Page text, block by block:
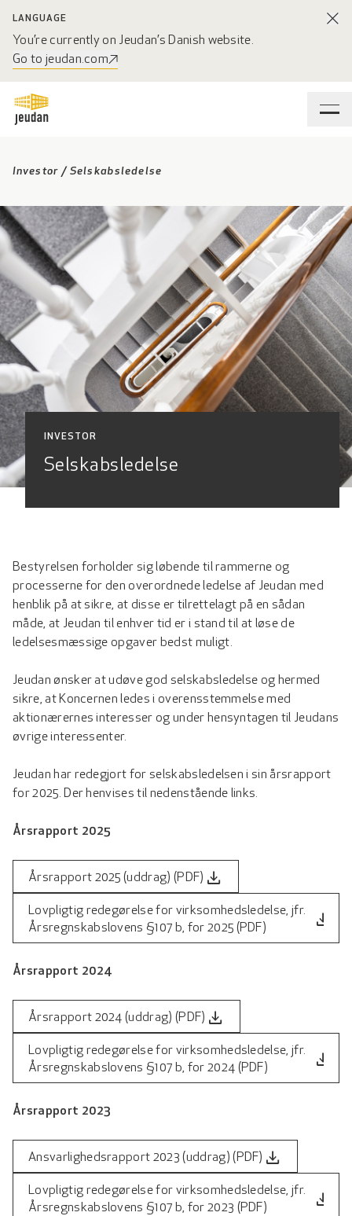
LANGUAGE
You’re currently on Jeudan’s Danish website.
Go to jeudan.com
Investor / Selskabsledelse
INVESTOR
Selskabsledelse
Bestyrelsen forholder sig løbende til rammerne og
processerne for den overordnede ledelse af Jeudan med
henblik på at sikre, at disse er tilrettelagt på en sådan
måde, at Jeudan til enhver tid er i stand til at løse de
ledelsesmæssige opgaver bedst muligt.
Jeudan ønsker at udøve god selskabsledelse og hermed
sikre, at Koncernen ledes i overensstemmelse med
aktionærernes interesser og under hensyntagen til Jeudans
øvrige interessenter.
Jeudan har redegjort for selskabsledelsen i sin årsrapport
for 2025. Der henvises til nedenstående links.
Årsrapport 2025
Årsrapport 2025 (uddrag) (PDF) file_download
Lovpligtig redegørelse for virksomhedsledelse, jfr.
Årsregnskabslovens §107 b, for 2025 (PDF)
file_download
Årsrapport 2024
Årsrapport 2024 (uddrag) (PDF) file_download
Lovpligtig redegørelse for virksomhedsledelse, jfr.
Årsregnskabslovens §107 b, for 2024 (PDF)
file_download
Årsrapport 2023
Ansvarlighedsrapport 2023 (uddrag) (PDF) file_download
Lovpligtig redegørelse for virksomhedsledelse, jfr.
Årsregnskabslovens §107 b, for 2023 (PDF)
file_download